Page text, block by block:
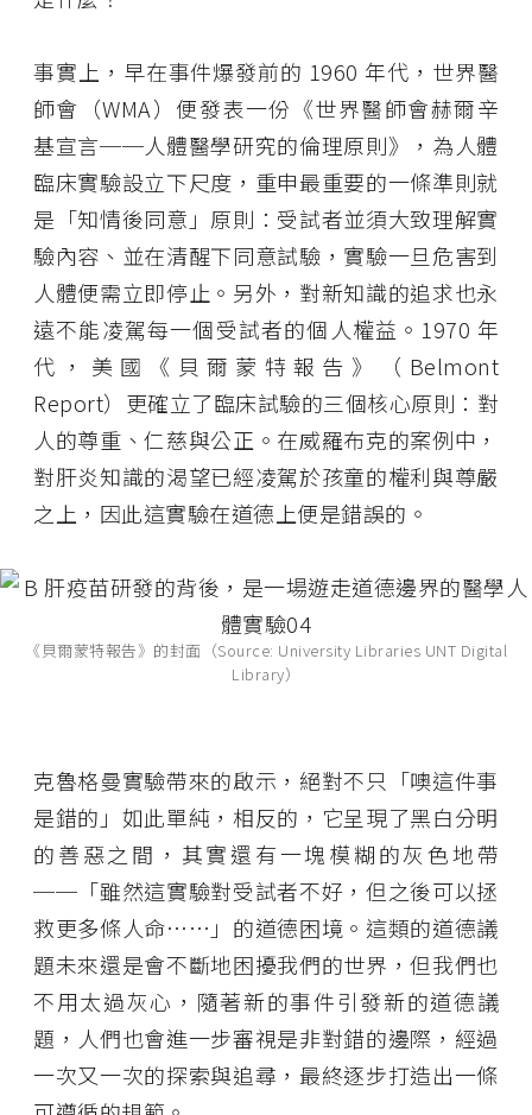
事實上，早在事件爆發前的 1960 年代，世界醫
師會（WMA）便發表一份《世界醫師會赫爾辛
基宣言──人體醫學研究的倫理原則》，為人體
臨床實驗設立下尺度，重申最重要的一條準則就
是「知情後同意」原則：受試者並須大致理解實
驗內容、並在清醒下同意試驗，實驗一旦危害到
人體便需立即停止。另外，對新知識的追求也永
遠不能凌駕每一個受試者的個人權益。1970 年
代，美國《貝爾蒙特報告》（Belmont
Report）更確立了臨床試驗的三個核心原則：對
人的尊重、仁慈與公正。在威羅布克的案例中，
對肝炎知識的渴望已經凌駕於孩童的權利與尊嚴
之上，因此這實驗在道德上便是錯誤的。
《貝爾蒙特報告》的封面（Source: University Libraries UNT Digital
Library）
克魯格曼實驗帶來的啟示，絕對不只「噢這件事
是錯的」如此單純，相反的，它呈現了黑白分明
的善惡之間，其實還有一塊模糊的灰色地帶
──「雖然這實驗對受試者不好，但之後可以拯
救更多條人命⋯⋯」的道德困境。這類的道德議
題未來還是會不斷地困擾我們的世界，但我們也
不用太過灰心，隨著新的事件引發新的道德議
題，人們也會進一步審視是非對錯的邊際，經過
一次又一次的探索與追尋，最終逐步打造出一條